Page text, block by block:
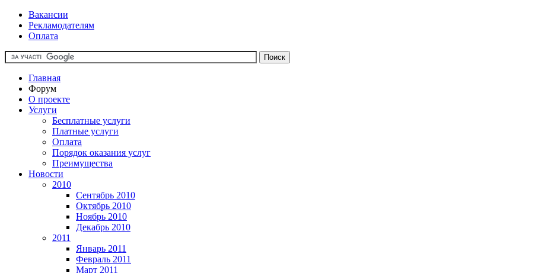
Вакансии
Рекламодателям
Оплата
Главная
Форум
О проекте
Услуги
Бесплатные услуги
Платные услуги
Оплата
Порядок оказания услуг
Преимущества
Новости
2010
Сентябрь 2010
Октябрь 2010
Ноябрь 2010
Декабрь 2010
2011
Январь 2011
Февраль 2011
Март 2011